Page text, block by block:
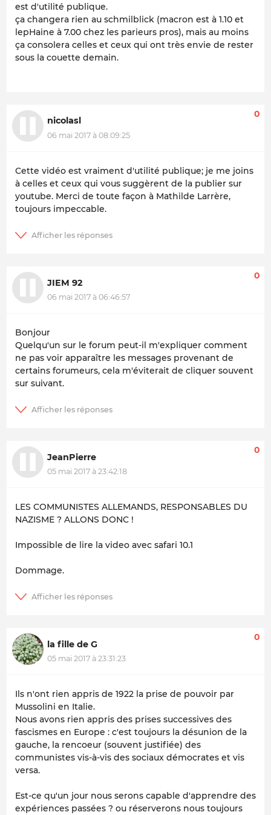
est d'utilité publique.
ça changera rien au schmilblick (macron est à 1.10 et
lepHaine à 7.00 chez les parieurs pros), mais au moins
ça consolera celles et ceux qui ont très envie de rester
sous la couette demain.
nicolasl
06 mai 2017 à 08:09:25
0
Cette vidéo est vraiment d'utilité publique; je me joins
à celles et ceux qui vous suggèrent de la publier sur
youtube. Merci de toute façon à Mathilde Larrère,
toujours impeccable.
JIEM 92
06 mai 2017 à 06:46:57
0
Bonjour
Quelqu'un sur le forum peut-il m'expliquer comment
ne pas voir apparaître les messages provenant de
certains forumeurs, cela m'éviterait de cliquer souvent
sur suivant.
JeanPierre
05 mai 2017 à 23:42:18
0
LES COMMUNISTES ALLEMANDS, RESPONSABLES DU
NAZISME ? ALLONS DONC !
Impossible de lire la video avec safari 10.1
Dommage.
la fille de G
05 mai 2017 à 23:31:23
0
Ils n'ont rien appris de 1922 la prise de pouvoir par
Mussolini en Italie.
Nous avons rien appris des prises successives des
fascismes en Europe : c'est toujours la désunion de la
gauche, la rencoeur (souvent justifiée) des
communistes vis-à-vis des sociaux démocrates et vis
versa.
Est-ce qu'un jour nous serons capable d'apprendre des
expériences passées ? ou réserverons nous toujours